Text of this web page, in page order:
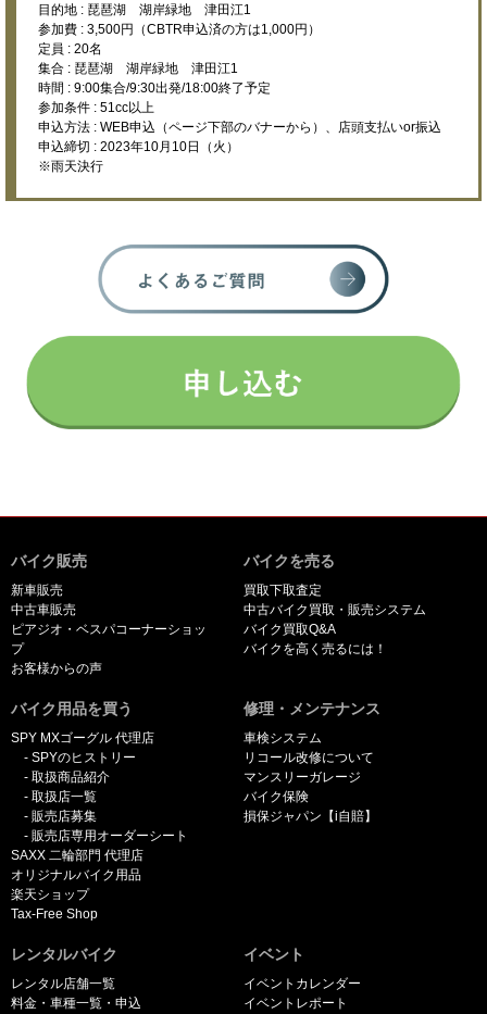
目的地 : 琵琶湖 湖岸緑地 津田江1
参加費 : 3,500円（CBTR申込済の方は1,000円）
定員 : 20名
集合 : 琵琶湖 湖岸緑地 津田江1
時間 : 9:00集合/9:30出発/18:00終了予定
参加条件 : 51cc以上
申込方法 : WEB申込（ページ下部のバナーから）、店頭支払いor振込
申込締切 : 2023年10月10日（火）
※雨天決行
バイク販売
新車販売
中古車販売
ピアジオ・ベスパコーナーショッ
プ
お客様からの声
バイクを売る
買取下取査定
中古バイク買取・販売システム
バイク買取Q&A
バイクを高く売るには！
バイク用品を買う
SPY MXゴーグル 代理店
SPYのヒストリー
取扱商品紹介
取扱店一覧
販売店募集
販売店専用オーダーシート
SAXX 二輪部門 代理店
オリジナルバイク用品
楽天ショップ
Tax-Free Shop
修理・メンテナンス
車検システム
リコール改修について
マンスリーガレージ
バイク保険
損保ジャパン【i自賠】
レンタルバイク
レンタル店舗一覧
料金・車種一覧・申込
イベント
イベントカレンダー
イベントレポート